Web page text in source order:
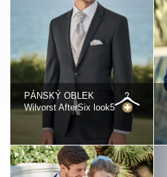
PÁNSKÝ OBLEK
Wilvorst AfterSix look5